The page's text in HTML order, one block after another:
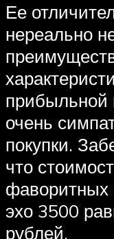
Ее
нереально
прибыльной
очень
покупки.
что
фаворитных
эхо 3500
рублей.